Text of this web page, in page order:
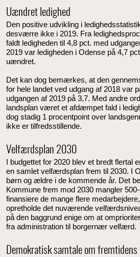
Uændret ledighed
Den positive udvikling i
desværre ikke i 2019. Fra
faldt ledigheden til 4,8 pct. med
2019 var ledigheden i Odense på 4,7
uændret.
Det kan dog bemærkes, at den
for hele landet ved udgang af 2018 var
udgangen af 2019 på 3,7. Med andre
landsplan været et afdæmpet fald i
dog stadig 1 procentpoint over
ikke er tilfredsstillende.
Velfærdsplan 2030
I budgettet for 2020 blev et bredt flertal
en samlet velfærdsplan frem til 2030. I
børn og ældre i de kommende år. Det
Kommune frem mod 2030 mangler
finansiere de mange flere
opretholde det nuværende
på den baggrund enige om at
fra administration til borgernær velfærd.
Demokratisk samtale om